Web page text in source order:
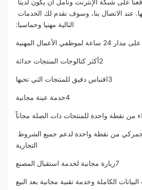
التالية مهنيا وحماسيا:
2أكثر كتالوجات المنتجات حداثة
3اقتباس دقيق للمنتجات التي تحبها
4خدمة عينة مجانية
التجارية
7زيارة مجانية لخدمة استقبال المصنع